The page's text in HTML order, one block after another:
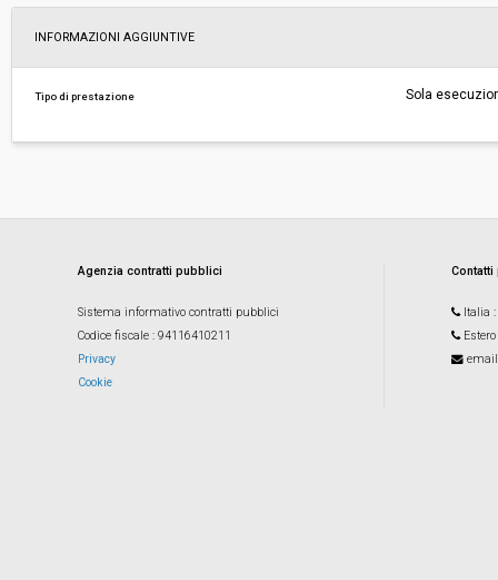
INFORMAZIONI AGGIUNTIVE
Tipo di prestazione Sola
Agenzia contratti pubblici
Sistema informativo contratti pubblici
Codice fiscale : 94116410211
Privacy
Cookie
Italia
Estero
email